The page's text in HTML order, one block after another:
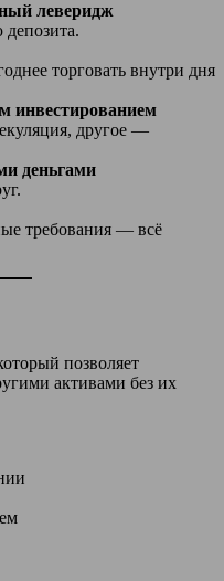
леверидж
торговать внутри дня
инвестированием
другое —
деньгами
требования — всё
позволяет
активами без их